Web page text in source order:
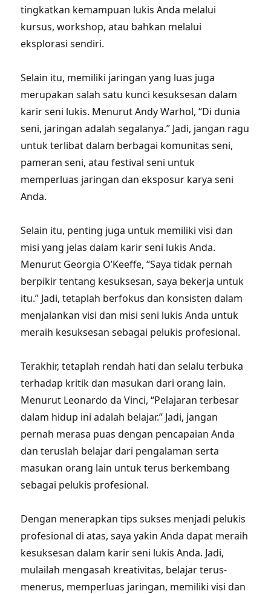
tingkatkan kemampuan lukis Anda melalui
kursus, workshop, atau bahkan melalui
eksplorasi sendiri.
Selain itu, memiliki jaringan yang luas juga
merupakan salah satu kunci kesuksesan dalam
karir seni lukis. Menurut Andy Warhol, “Di dunia
seni, jaringan adalah segalanya.” Jadi, jangan ragu
untuk terlibat dalam berbagai komunitas seni,
pameran seni, atau festival seni untuk
memperluas jaringan dan eksposur karya seni
Anda.
Selain itu, penting juga untuk memiliki visi dan
misi yang jelas dalam karir seni lukis Anda.
Menurut Georgia O’Keeffe, “Saya tidak pernah
berpikir tentang kesuksesan, saya bekerja untuk
itu.” Jadi, tetaplah berfokus dan konsisten dalam
menjalankan visi dan misi seni lukis Anda untuk
meraih kesuksesan sebagai pelukis profesional.
Terakhir, tetaplah rendah hati dan selalu terbuka
terhadap kritik dan masukan dari orang lain.
Menurut Leonardo da Vinci, “Pelajaran terbesar
dalam hidup ini adalah belajar.” Jadi, jangan
pernah merasa puas dengan pencapaian Anda
dan teruslah belajar dari pengalaman serta
masukan orang lain untuk terus berkembang
sebagai pelukis profesional.
Dengan menerapkan tips sukses menjadi pelukis
profesional di atas, saya yakin Anda dapat meraih
kesuksesan dalam karir seni lukis Anda. Jadi,
mulailah mengasah kreativitas, belajar terus-
menerus, memperluas jaringan, memiliki visi dan